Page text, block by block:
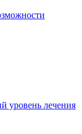
уровень лечения